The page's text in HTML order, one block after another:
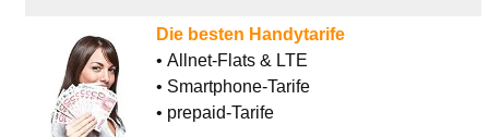
Die besten Handytarife
• Allnet-Flats & LTE
• Smartphone-Tarife
• prepaid-Tarife